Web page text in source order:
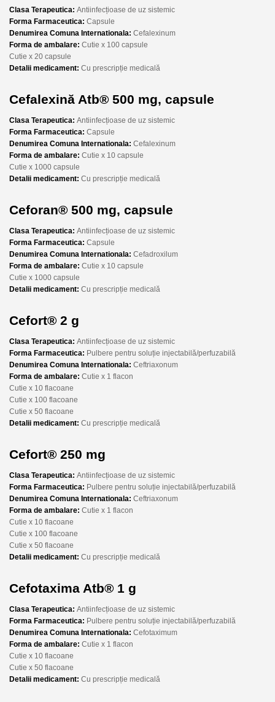
Clasa Terapeutica: Antiinfecțioase de uz sistemic
Forma Farmaceutica: Capsule
Denumirea Comuna Internationala: Cefalexinum
Forma de ambalare: Cutie x 100 capsule
Cutie x 20 capsule
Detalii medicament: Cu prescripție medicală
Cefalexină Atb® 500 mg, capsule
Clasa Terapeutica: Antiinfecțioase de uz sistemic
Forma Farmaceutica: Capsule
Denumirea Comuna Internationala: Cefalexinum
Forma de ambalare: Cutie x 10 capsule
Cutie x 1000 capsule
Detalii medicament: Cu prescripție medicală
Ceforan® 500 mg, capsule
Clasa Terapeutica: Antiinfecțioase de uz sistemic
Forma Farmaceutica: Capsule
Denumirea Comuna Internationala: Cefadroxilum
Forma de ambalare: Cutie x 10 capsule
Cutie x 1000 capsule
Detalii medicament: Cu prescripție medicală
Cefort® 2 g
Clasa Terapeutica: Antiinfecțioase de uz sistemic
Forma Farmaceutica: Pulbere pentru soluție injectabilă/perfuzabilă
Denumirea Comuna Internationala: Ceftriaxonum
Forma de ambalare: Cutie x 1 flacon
Cutie x 10 flacoane
Cutie x 100 flacoane
Cutie x 50 flacoane
Detalii medicament: Cu prescripție medicală
Cefort® 250 mg
Clasa Terapeutica: Antiinfecțioase de uz sistemic
Forma Farmaceutica: Pulbere pentru soluție injectabilă/perfuzabilă
Denumirea Comuna Internationala: Ceftriaxonum
Forma de ambalare: Cutie x 1 flacon
Cutie x 10 flacoane
Cutie x 100 flacoane
Cutie x 50 flacoane
Detalii medicament: Cu prescripție medicală
Cefotaxima Atb® 1 g
Clasa Terapeutica: Antiinfecțioase de uz sistemic
Forma Farmaceutica: Pulbere pentru soluție injectabilă/perfuzabilă
Denumirea Comuna Internationala: Cefotaximum
Forma de ambalare: Cutie x 1 flacon
Cutie x 10 flacoane
Cutie x 50 flacoane
Detalii medicament: Cu prescripție medicală